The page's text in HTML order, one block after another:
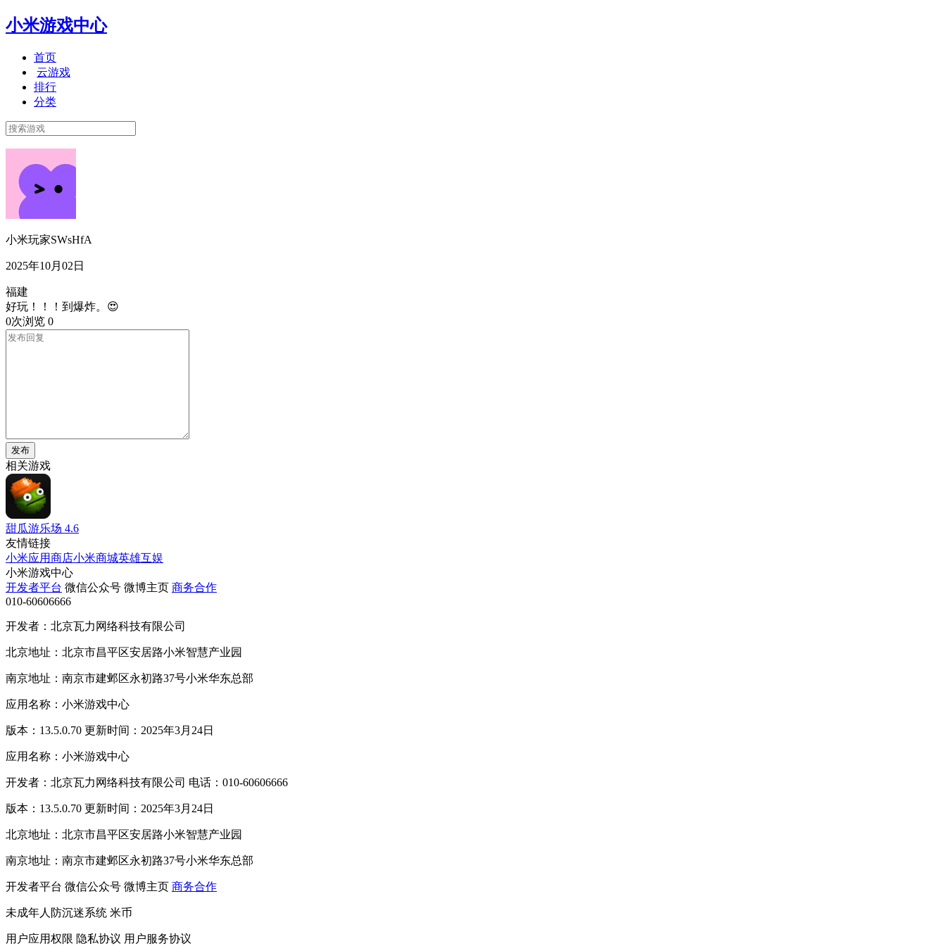
小米游戏中心
首页
云游戏
排行
分类
小米玩家SWsHfA
2025年10月02日
福建
好玩！！！到爆炸。😍
0次浏览 0
发布
相关游戏
甜瓜游乐场 4.6
友情链接
小米应用商店小米商城英雄互娱
小米游戏中心
开发者平台 微信公众号 微博主页 商务合作
010-60606666
开发者：北京瓦力网络科技有限公司
北京地址：北京市昌平区安居路小米智慧产业园
南京地址：南京市建邺区永初路37号小米华东总部
应用名称：小米游戏中心
版本：13.5.0.70 更新时间：2025年3月24日
应用名称：小米游戏中心
开发者：北京瓦力网络科技有限公司 电话：010-60606666
版本：13.5.0.70 更新时间：2025年3月24日
北京地址：北京市昌平区安居路小米智慧产业园
南京地址：南京市建邺区永初路37号小米华东总部
开发者平台 微信公众号 微博主页 商务合作
未成年人防沉迷系统 米币
用户应用权限 隐私协议 用户服务协议